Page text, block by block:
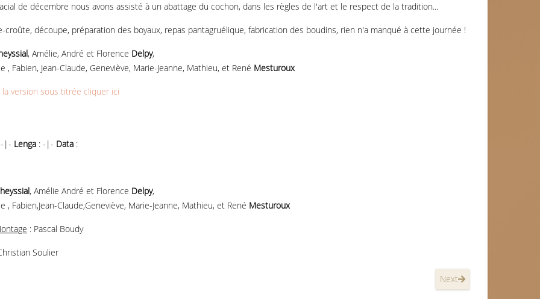
de décembre nous avons assisté à un abattage du cochon, dans les règles de l'art et le respect de la tradition...
croûte, découpe, préparation des boyaux, repas pantagruélique, fabrication des boudins, rien n'a manqué à cette journée !
, Amélie, André et Florence Delpy,
, Fabien, Jean-Claude, Geneviève, Marie-Jeanne, Mathieu, et René Mesturoux
la version sous titrée cliquer ici
-|- Lenga : -|- Data :
, Amélie André et Florence Delpy,
, Fabien,Jean-Claude,Geneviève, Marie-Jeanne, Mathieu, et René Mesturoux
: Pascal Boudy
Soulier
Next